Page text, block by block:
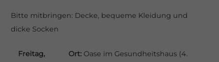
Bitte mitbringen: Decke, bequeme Kleidung und
dicke Socken
Freitag,
Ort:Oase im Gesundheitshaus (4.